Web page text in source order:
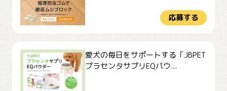
応募する
愛犬の毎日をサポートする「JBPET
プラセンタサプリEQパウ...